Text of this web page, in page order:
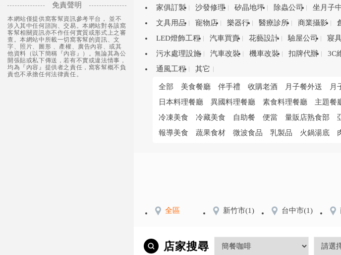
免責聲明
本網站僅提供窩客幫資訊參考平台， 並不
涉入其中任何諮詢、交易。本網站對各該窩
客幫相關資訊亦不作任何實質或形式上之審
查。本網站中所載一切窩客幫的資訊、文
字、照片、圖形 、產權、廣告內容、或其
他資料（以下簡稱『內容』）。無論其為公
開張貼或私下傳送，若有不實或違法情事，
均為『內容』提供者之責任，窩客幫概不負
責也不承擔任何法律責任。
家俱訂製
沙發修理 矽晶地坪 除蟲公司 坐月子
文具用品
寵物店 樂器行 醫療診所 商業攝影
LED燈飾工程
汽車買賣 花藝設計 驗屋公司 寢
污水處理設施
汽車改裝 機車改裝 扣牌代辦 3C
通風工程
其它
全部 美食餐廳 伴手禮 收購老酒 月子餐外送 月
日本料理餐廳
異國料理餐廳 素食料理餐廳 主題餐
冷凍美食
冷藏美食 自助餐 便當 量販店熟食部
報導美食
蔬果食材 微波食品 乳製品 火鍋湯底
全區 新竹市(1) 台中市(1)
店家搜尋